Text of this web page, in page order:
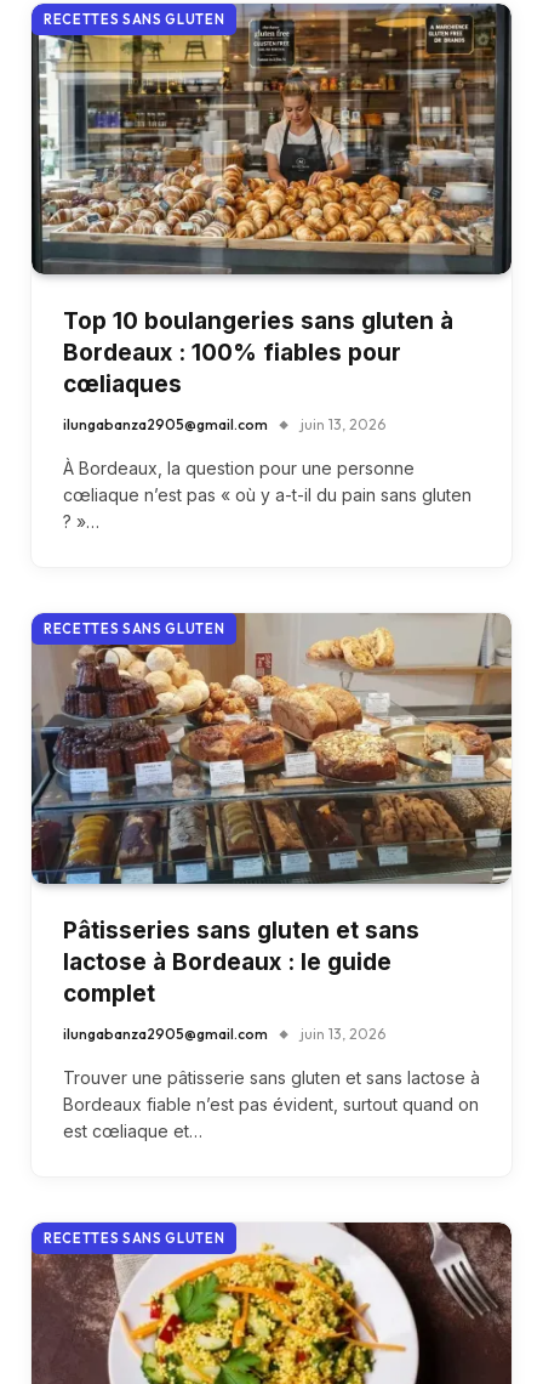
RECETTES SANS GLUTEN
Top 10 boulangeries sans gluten à
Bordeaux : 100% fiables pour
cœliaques
ilungabanza2905@gmail.com juin 13, 2026
À Bordeaux, la question pour une personne
cœliaque n’est pas « où y a-t-il du pain sans gluten
? »…
RECETTES SANS GLUTEN
Pâtisseries sans gluten et sans
lactose à Bordeaux : le guide
complet
ilungabanza2905@gmail.com juin 13, 2026
Trouver une pâtisserie sans gluten et sans lactose à
Bordeaux fiable n’est pas évident, surtout quand on
est cœliaque et…
RECETTES SANS GLUTEN